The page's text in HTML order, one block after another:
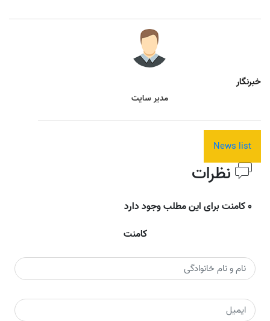
خبرنگار
مدیر سایت
News list
نظرات
0 کامنت برای این مطلب وجود دارد
کامنت